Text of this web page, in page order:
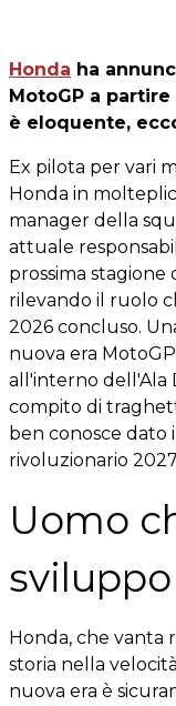
Honda ha
MotoGP a
è eloquente,
Ex pilota per vari
Honda in
manager della
attuale
prossima
rilevando il ruolo
2026 concluso.
nuova era
all'interno dell'Ala
compito di
ben conosce dato
rivoluzionario
Uomo
Honda, che vanta
storia nella
nuova era è